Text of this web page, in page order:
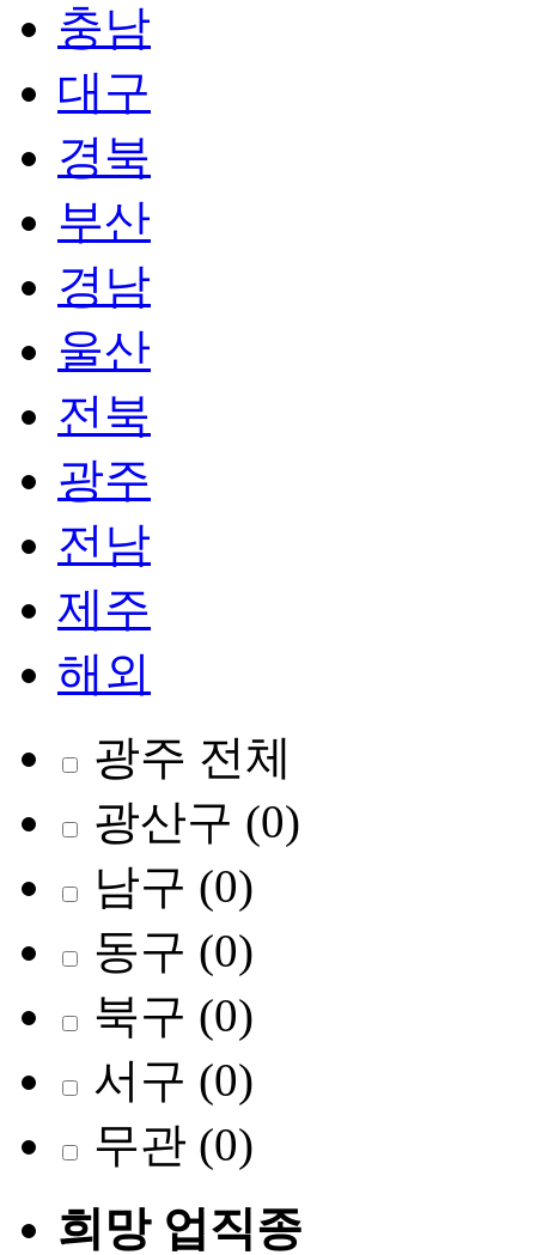
충남
대구
경북
부산
경남
울산
전북
광주
전남
제주
해외
광주 전체
광산구 (0)
남구 (0)
동구 (0)
북구 (0)
서구 (0)
무관 (0)
희망 업직종